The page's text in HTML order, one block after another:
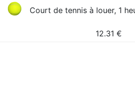
Court de tennis à louer, 1
12.31 €